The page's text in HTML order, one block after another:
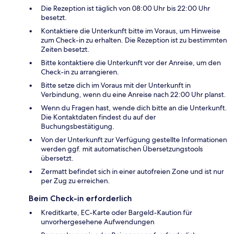
Die Rezeption ist täglich von 08:00 Uhr bis 22:00 Uhr
besetzt.
Kontaktiere die Unterkunft bitte im Voraus, um Hinweise
zum Check-in zu erhalten. Die Rezeption ist zu bestimmten
Zeiten besetzt.
Bitte kontaktiere die Unterkunft vor der Anreise, um den
Check-in zu arrangieren.
Bitte setze dich im Voraus mit der Unterkunft in
Verbindung, wenn du eine Anreise nach 22:00 Uhr planst.
Wenn du Fragen hast, wende dich bitte an die Unterkunft.
Die Kontaktdaten findest du auf der
Buchungsbestätigung.
Von der Unterkunft zur Verfügung gestellte Informationen
werden ggf. mit automatischen Übersetzungstools
übersetzt.
Zermatt befindet sich in einer autofreien Zone und ist nur
per Zug zu erreichen.
Beim Check-in erforderlich
Kreditkarte, EC-Karte oder Bargeld-Kaution für
unvorhergesehene Aufwendungen